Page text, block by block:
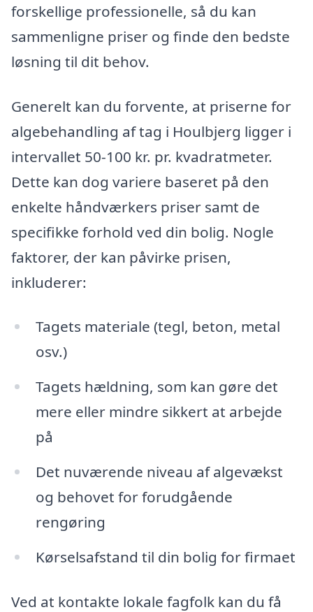
forskellige professionelle, så du kan
sammenligne priser og finde den bedste
løsning til dit behov.
Generelt kan du forvente, at priserne for
algebehandling af tag i Houlbjerg ligger i
intervallet 50-100 kr. pr. kvadratmeter.
Dette kan dog variere baseret på den
enkelte håndværkers priser samt de
specifikke forhold ved din bolig. Nogle
faktorer, der kan påvirke prisen,
inkluderer:
Tagets materiale (tegl, beton, metal
osv.)
Tagets hældning, som kan gøre det
mere eller mindre sikkert at arbejde
på
Det nuværende niveau af algevækst
og behovet for forudgående
rengøring
Kørselsafstand til din bolig for firmaet
Ved at kontakte lokale fagfolk kan du få